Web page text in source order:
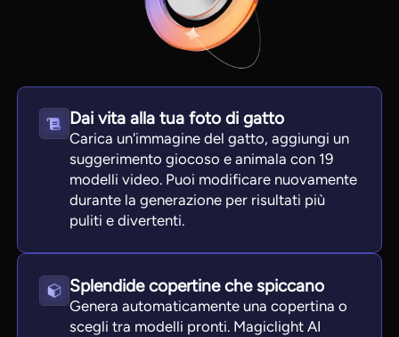
View all tools
Dai vita alla tua foto di gatto
Carica un'immagine del gatto, aggiungi un
suggerimento giocoso e animala con 19
modelli video. Puoi modificare nuovamente
durante la generazione per risultati più
puliti e divertenti.
Splendide copertine che spiccano
Genera automaticamente una copertina o
scegli tra modelli pronti. Magiclight AI